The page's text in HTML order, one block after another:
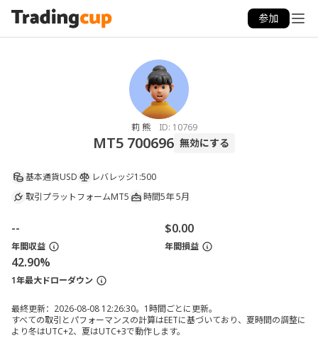
参加
莉 熊 ID: 10769
MT5 700696 無効にする
基本通貨USD レバレッジ1:500
取引プラットフォームMT5 時間5年 5月
--
年間収益
$0.00
年間損益
42.90%
1年最大ドローダウン
最終更新：2026-08-08 12:26:30。1時間ごとに更新。
すべての取引とパフォーマンスの計算はEETに基づいており、夏時間の調整に
より冬はUTC+2、夏はUTC+3で動作します。